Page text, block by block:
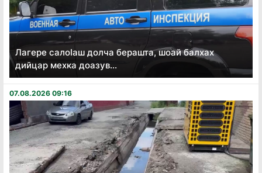
Лагере салоӏаш долча берашта, шоай балхах
дийцар мехка доазув...
07.08.2026 09:16